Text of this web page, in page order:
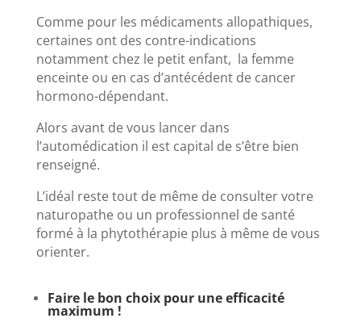
Comme pour les médicaments allopathiques,
certaines ont des contre-indications
notamment chez le petit enfant, la femme
enceinte ou en cas d’antécédent de cancer
hormono-dépendant.
Alors avant de vous lancer dans
l’automédication il est capital de s’être bien
renseigné.
L’idéal reste tout de même de consulter votre
naturopathe ou un professionnel de santé
formé à la phytothérapie plus à même de vous
orienter.
Faire le bon choix pour une efficacité
maximum !